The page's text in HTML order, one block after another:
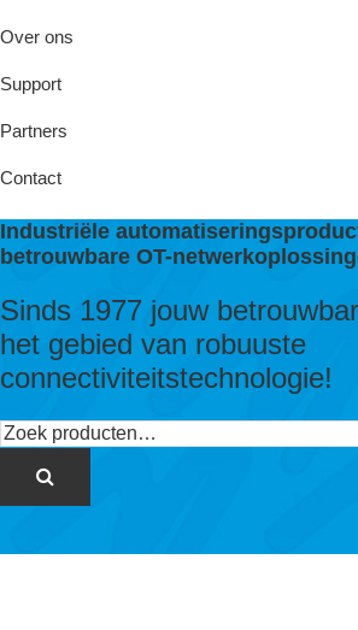
Over ons
Support
Partners
Contact
Industriële
betrouwbare OT-
Sinds 1977 jouw
het gebied van robuuste
connectiviteitstechnologie!
Zoeken